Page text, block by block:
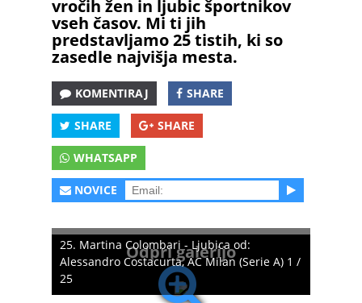
vročih žen in ljubic športnikov
vseh časov. Mi ti jih
predstavljamo 25 tistih, ki so
zasedle najvišja mesta.
KOMENTIRAJ SHARE
SHARE SHARE
WHATSAPP
NOVICE
Odpri galerijo
25. Martina Colombari - Ljubica od:
Alessandro Costacurta, AC Milan (Serie A) 1 /
25